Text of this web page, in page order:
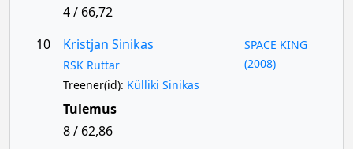
4 / 66,72
10
Kristjan Sinikas
RSK Ruttar
Treener(id): Külliki Sinikas
SPACE KING
(2008)
Tulemus
8 / 62,86